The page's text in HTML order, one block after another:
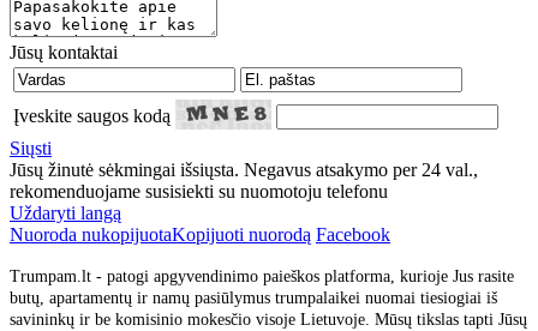
Jūsų kontaktai
Įveskite saugos kodą
Siųsti
Jūsų žinutė sėkmingai išsiųsta. Negavus atsakymo per 24 val.,
rekomenduojame susisiekti su nuomotoju telefonu
Uždaryti langą
Nuoroda nukopijuotaKopijuoti nuorodą Facebook
Trumpam.lt - patogi apgyvendinimo paieškos platforma, kurioje Jus rasite
butų, apartamentų ir namų pasiūlymus trumpalaikei nuomai tiesiogiai iš
savininkų ir be komisinio mokesčio visoje Lietuvoje. Mūsų tikslas tapti Jūsų